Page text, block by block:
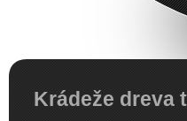
Krádeže dreva